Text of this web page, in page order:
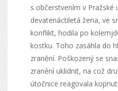
s občerstvením v Pražské
devatenáctiletá žena, ve
konflikt, hodila po
kostku. Toho zasáhla do
zranění. Poškozený se
zranění uklidnit, na což
útočnice reagovala